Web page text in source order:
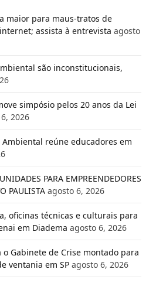
maior para maus-tratos de
assista à entrevista agosto
são inconstitucionais,
simpósio pelos 20 anos da Lei
2026
reúne educadores em
PARA EMPREENDEDORES
PAULISTA agosto 6, 2026
oficinas técnicas e culturais para
em Diadema agosto 6, 2026
Gabinete de Crise montado para
ventania em SP agosto 6, 2026